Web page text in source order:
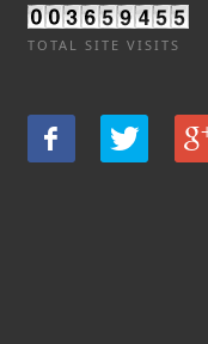
TOTAL SITE VISITS